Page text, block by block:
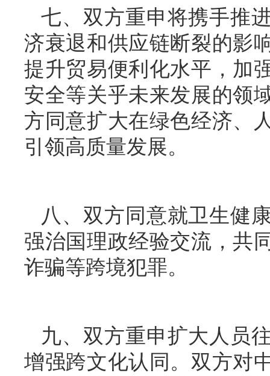
七、双方重申将携手推
济衰退和供应链断裂的影
提升贸易便利化水平，加
安全等关乎未来发展的领
方同意扩大在绿色经济、
引领高质量发展。
八、双方同意就卫生健
强治国理政经验交流，共
诈骗等跨境犯罪。
九、双方重申扩大人员
增强跨文化认同。双方对